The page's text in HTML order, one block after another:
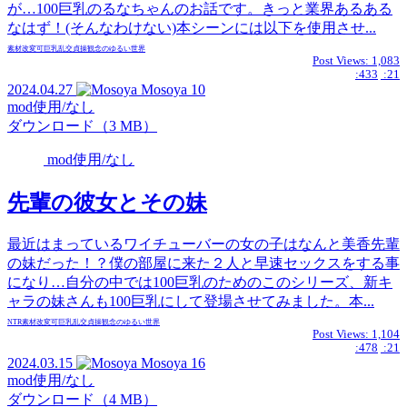
が…100巨乳のるなちゃんのお話です。きっと業界あるある
なはず！(そんなわけない)本シーンには以下を使用させ...
素材改変可巨乳乱交貞操観念のゆるい世界
Post Views: 1,083
:433 :21
2024.04.27 Mosoya 10
mod使用/なし
ダウンロード（3 MB）
mod使用/なし
先輩の彼女とその妹
最近はまっているワイチューバーの女の子はなんと美香先輩
の妹だった！？僕の部屋に来た２人と早速セックスをする事
になり…自分の中では100巨乳のためのこのシリーズ、新キ
ャラの妹さんも100巨乳にして登場させてみました。本...
NTR素材改変可巨乳乱交貞操観念のゆるい世界
Post Views: 1,104
:478 :21
2024.03.15 Mosoya 16
mod使用/なし
ダウンロード（4 MB）